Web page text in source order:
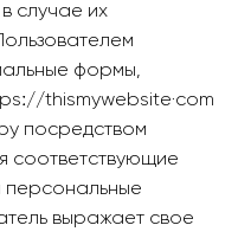
случае их
формы,
thismywebsite·com
посредством
соответствующие
персональные
выражает свое